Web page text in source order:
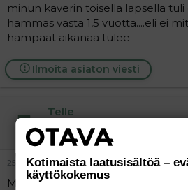
minun kaverin toisella lapsella
hammas vasta 1,5 vuotta....eli ei
hampaat aikanaa tulee
Ilmoita asiaton viesti
Telle
Uusi jäsen
25.08.2004
Meillä molemmat typyt hitaita
Kotimaista laatusisältöä –
käyttökokemus